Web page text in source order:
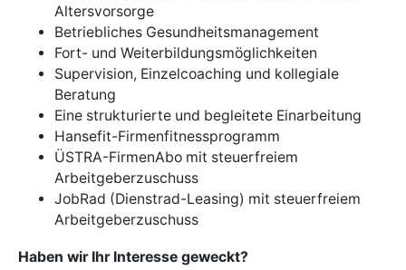
Altersvorsorge
Betriebliches Gesundheitsmanagement
Fort- und Weiterbildungsmöglichkeiten
Supervision, Einzelcoaching und kollegiale
Beratung
Eine strukturierte und begleitete Einarbeitung
Hansefit-Firmenfitnessprogramm
ÜSTRA-FirmenAbo mit steuerfreiem
Arbeitgeberzuschuss
JobRad (Dienstrad-Leasing) mit steuerfreiem
Arbeitgeberzuschuss
Haben wir Ihr Interesse geweckt?